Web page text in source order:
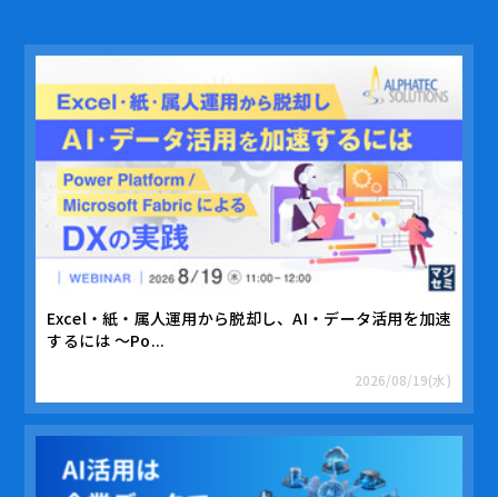
Excel・紙・属人運用から脱却し、AI・データ活用を加速
するには ～Po...
2026/08/19(水)